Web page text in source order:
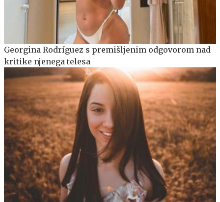
Georgina Rodríguez s premišljenim odgovorom nad
kritike njenega telesa